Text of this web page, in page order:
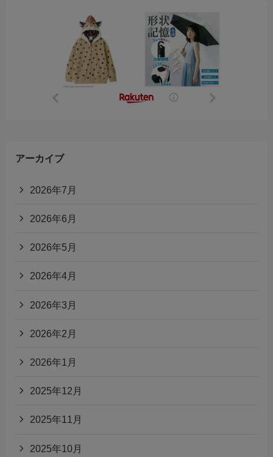
アーカイブ
2026年7月
2026年6月
2026年5月
2026年4月
2026年3月
2026年2月
2026年1月
2025年12月
2025年11月
2025年10月